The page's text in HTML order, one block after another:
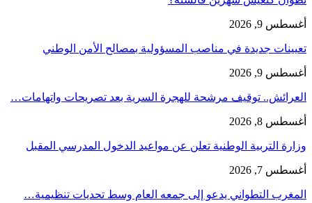
أغسطس 9, 2026
تعيينات جديدة في مناصب المسؤولية بمصالح الأمن الوطني
أغسطس 9, 2026
العرائش.. توقيف مرشحة للهجرة السرية بعد تصريحات واتهامات…
أغسطس 8, 2026
وزارة التربية الوطنية تعلن عن مواعيد الدخول المدرسي المقبل
أغسطس 7, 2026
المغرب التطواني يدعو إلى جمعه العام وسط تحديات تنظيمية…